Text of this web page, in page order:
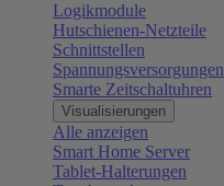
Logikmodule
Hutschienen-Netzteile
Schnittstellen
Spannungsversorgungen
Smarte Zeitschaltuhren
Visualisierungen
Alle anzeigen
Smart Home Server
Tablet-Halterungen